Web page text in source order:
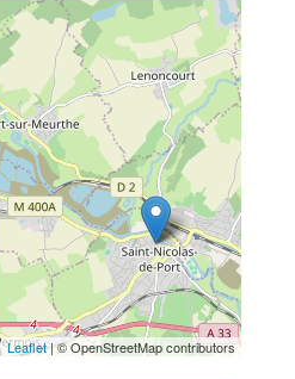
Leaflet| © OpenStreetMap contributors